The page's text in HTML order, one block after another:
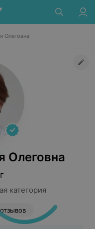
Олеговна
Олеговна
категория